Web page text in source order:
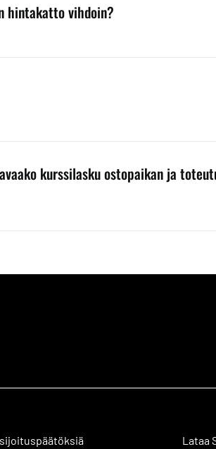
hintakatto vihdoin?
kurssilasku ostopaikan ja
Lataa